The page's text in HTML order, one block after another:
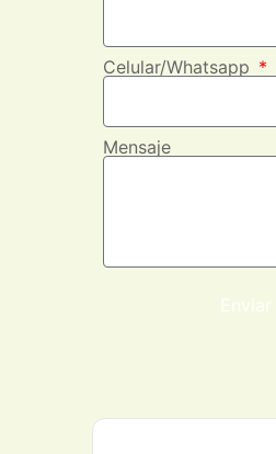
Celular/Whatsapp
Mensaje
Enviar